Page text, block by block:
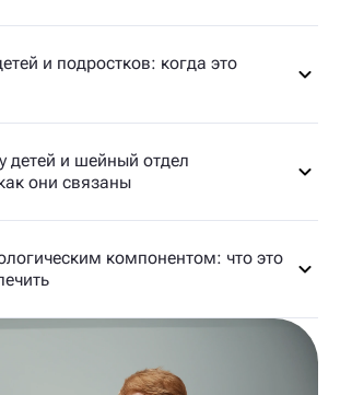
и подростков: когда это
детей и шейный отдел
они связаны
компонентом: что это